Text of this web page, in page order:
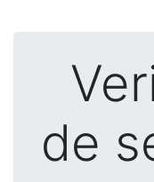
de